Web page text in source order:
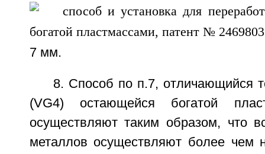
7 мм.
8. Способ по п.7, отличающийся
(VG4) остающейся богатой
осуществляют таким образом, что
металлов осуществляют более чем